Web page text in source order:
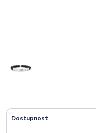
Dostupnost